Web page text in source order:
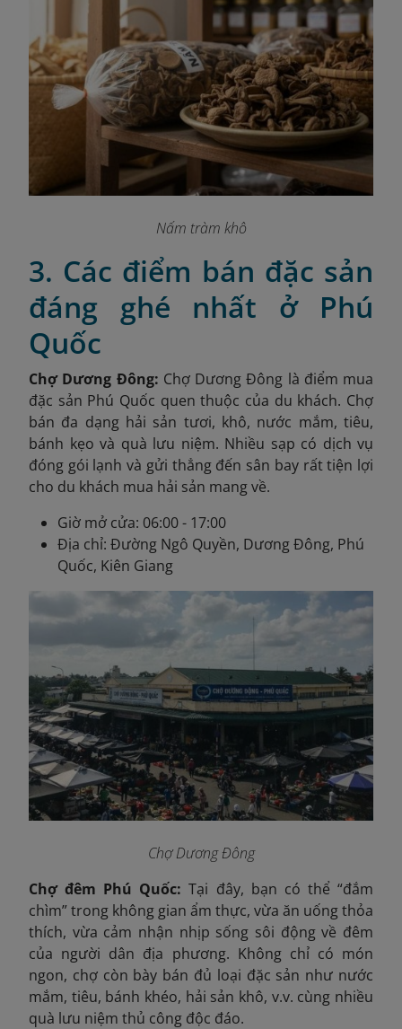
Nấm tràm khô
3. Các điểm bán đặc sản
đáng ghé nhất ở Phú
Quốc
Chợ Dương Đông: Chợ Dương Đông là điểm mua
đặc sản Phú Quốc quen thuộc của du khách. Chợ
bán đa dạng hải sản tươi, khô, nước mắm, tiêu,
bánh kẹo và quà lưu niệm. Nhiều sạp có dịch vụ
đóng gói lạnh và gửi thẳng đến sân bay rất tiện lợi
cho du khách mua hải sản mang về.
Giờ mở cửa: 06:00 - 17:00
Địa chỉ: Đường Ngô Quyền, Dương Đông, Phú
Quốc, Kiên Giang
Chợ Dương Đông
Chợ đêm Phú Quốc:Tại đây, bạn có thể “đắm
chìm” trong không gian ẩm thực, vừa ăn uống thỏa
thích, vừa cảm nhận nhịp sống sôi động về đêm
của người dân địa phương. Không chỉ có món
ngon, chợ còn bày bán đủ loại đặc sản như nước
mắm, tiêu, bánh khéo, hải sản khô, v.v. cùng nhiều
quà lưu niệm thủ công độc đáo.